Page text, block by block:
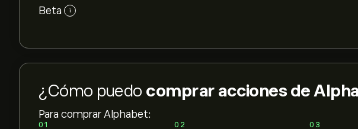
Beta i
¿Cómo puedo comprar acciones de
Para comprar Alphabet:
01 02 03